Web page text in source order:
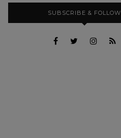
SUBSCRIBE & FOLLOW